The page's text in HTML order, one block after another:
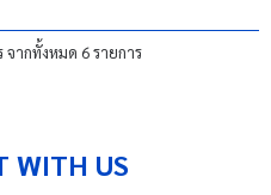
ากทั้งหมด 6 รายการ
WITH US